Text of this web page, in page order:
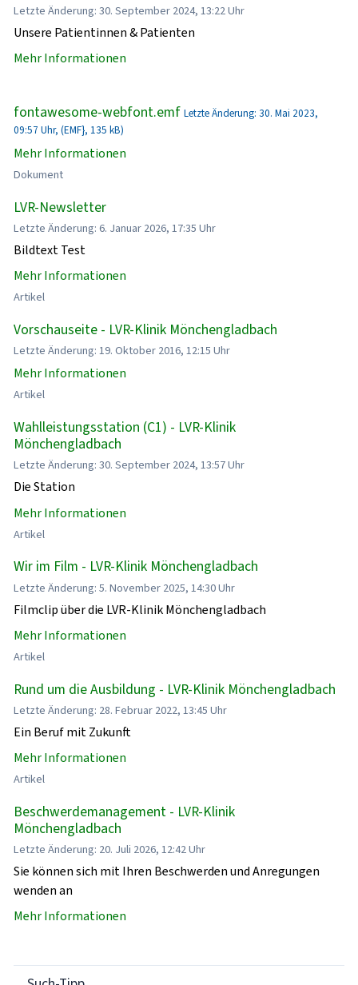
Letzte Änderung: 30. September 2024, 13:22 Uhr
Unsere Patientinnen & Patienten
Mehr Informationen
fontawesome-webfont.emf Letzte Änderung: 30. Mai 2023,
09:57 Uhr, (EMF}, 135 kB)
Mehr Informationen
Dokument
LVR-Newsletter
Letzte Änderung: 6. Januar 2026, 17:35 Uhr
Bildtext Test
Mehr Informationen
Artikel
Vorschauseite - LVR-Klinik Mönchengladbach
Letzte Änderung: 19. Oktober 2016, 12:15 Uhr
Mehr Informationen
Artikel
Wahlleistungsstation (C1) - LVR-Klinik
Mönchengladbach
Letzte Änderung: 30. September 2024, 13:57 Uhr
Die Station
Mehr Informationen
Artikel
Wir im Film - LVR-Klinik Mönchengladbach
Letzte Änderung: 5. November 2025, 14:30 Uhr
Filmclip über die LVR-Klinik Mönchengladbach
Mehr Informationen
Artikel
Rund um die Ausbildung - LVR-Klinik Mönchengladbach
Letzte Änderung: 28. Februar 2022, 13:45 Uhr
Ein Beruf mit Zukunft
Mehr Informationen
Artikel
Beschwerdemanagement - LVR-Klinik
Mönchengladbach
Letzte Änderung: 20. Juli 2026, 12:42 Uhr
Sie können sich mit Ihren Beschwerden und Anregungen
wenden an
Mehr Informationen